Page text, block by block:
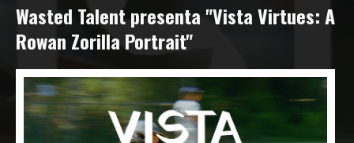
Wasted Talent presenta "Vista Virtues: A
Rowan Zorilla Portrait"